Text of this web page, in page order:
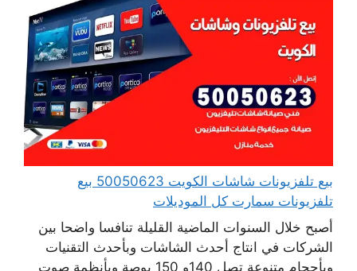
بيع تلفزيونات شاشات الكويت 50050623 بيع
تلفزيونات سمارت كل الموديلات
أصبح خلال السنوات الماضية القليلة تنافسا واضحا بين
الشركات في انتاج أحدث الشاشات وبأحدث التقنيات
وبأحجام متنوعة تصل 140و 150 بوصة وبأنظمة صوت